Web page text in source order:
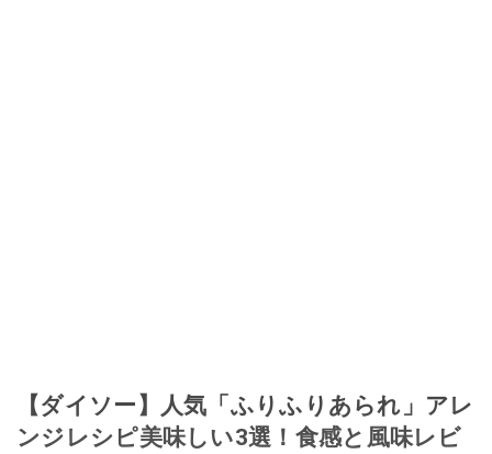
【ダイソー】人気「ふりふりあられ」アレ
ンジレシピ美味しい3選！食感と風味レビ